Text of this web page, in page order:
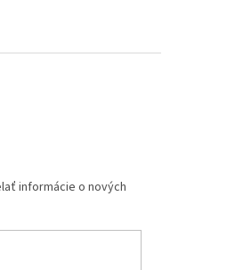
informácie o nových